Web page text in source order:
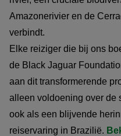
Amazonerivier en de
verbindt.
Elke reiziger die bij ons
de Black Jaguar
aan dit transformerende
alleen voldoening over de
ook als een blijvende
reiservaring in Brazilië.